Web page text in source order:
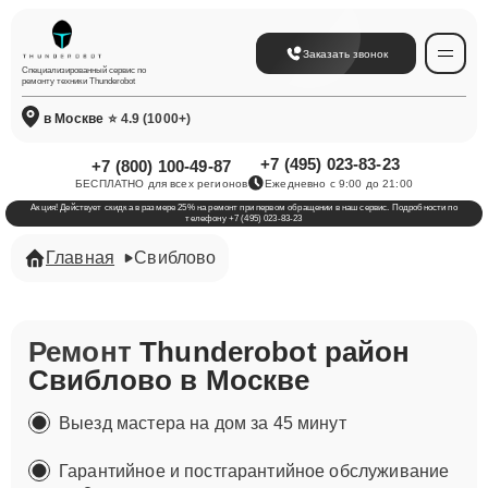
Специализированный сервис по
ремонту техники Thunderobot
Заказать звонок
в Москве ⭐ 4.9 (1000+)
+7 (800) 100-49-87
БЕСПЛАТНО для всех регионов
+7 (495) 023-83-23
Ежедневно с 9:00 до 21:00
Акция! Действует скидка в размере 25% на ремонт при первом обращении в наш сервис. Подробности по
телефону +7 (495) 023-83-23
Главная Свиблово
РемонтThunderobot район
Свиблово в Москве
Выезд мастера на дом за 45 минут
Гарантийное и постгарантийное обслуживание